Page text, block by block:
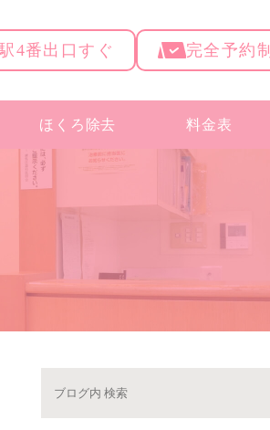
4番出口すぐ 完全予約制
ほくろ除去 料金表